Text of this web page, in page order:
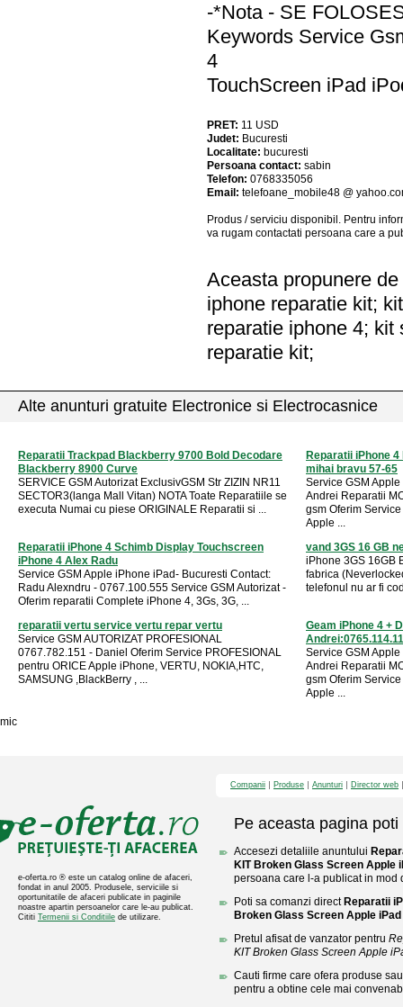
-*Nota - SE
Keywords Service
4
TouchScreen iPad
PRET: 11 USD
Judet: Bucuresti
Localitate: bucuresti
Persoana contact: sabin
Telefon: 0768335056
Email: telefoane_mobile48 @
Produs / serviciu disponibil . Pentru
va rugam contactati persoana care a
Aceasta propunere
iphone reparatie kit;
reparatie iphone 4; kit
reparatie kit;
Alte anunturi gratuite Electronice si Electrocasnice
Reparatii Trackpad Blackberry 9700 Bold Decodare
Blackberry 8900 Curve
SERVICE GSM Autorizat ExclusivGSM Str ZIZIN NR11
SECTOR3(langa Mall Vitan) NOTA Toate Reparatiile se
executa Numai cu piese ORIGINALE Reparatii si ...
Reparatii iPhone
mihai bravu 57-65
Service GSM
Andrei Reparatii
gsm Oferim
Apple ...
Reparatii iPhone 4 Schimb Display Touchscreen
iPhone 4 Alex Radu
Service GSM Apple iPhone iPad- Bucuresti Contact:
Radu Alexndru - 0767.100.555 Service GSM Autorizat -
Oferim reparatii Complete iPhone 4, 3Gs, 3G, ...
vand 3GS 16 GB
iPhone 3GS 16GB
fabrica
telefonul nu ar fi
reparatii vertu service vertu repar vertu
Service GSM AUTORIZAT PROFESIONAL
0767.782.151 - Daniel Oferim Service PROFESIONAL
pentru ORICE Apple iPhone, VERTU, NOKIA,HTC,
SAMSUNG ,BlackBerry , ...
Geam iPhone 4 +
Service GSM
Andrei Reparatii
gsm Oferim
Apple ...
mic
e-oferta.ro ® este un catalog online de afaceri,
fondat in anul 2005. Produsele, serviciile si
oportunitatile de afaceri publicate in paginile
noastre apartin persoanelor care le-au publicat.
Cititi Termenii si Conditiile de utilizare.
Companii Produse Anunturi Director web
Pe aceasta pagina poti
Accesezi detaliile anuntului
KIT Broken Glass Screen Apple
persoana care l-a publicat in mod
Poti sa comanzi direct Reparatii
Broken Glass Screen Apple iPad
Pretul afisat de vanzator pentru
KIT Broken Glass Screen Apple
Cauti firme care ofera produse
pentru a obtine cele mai